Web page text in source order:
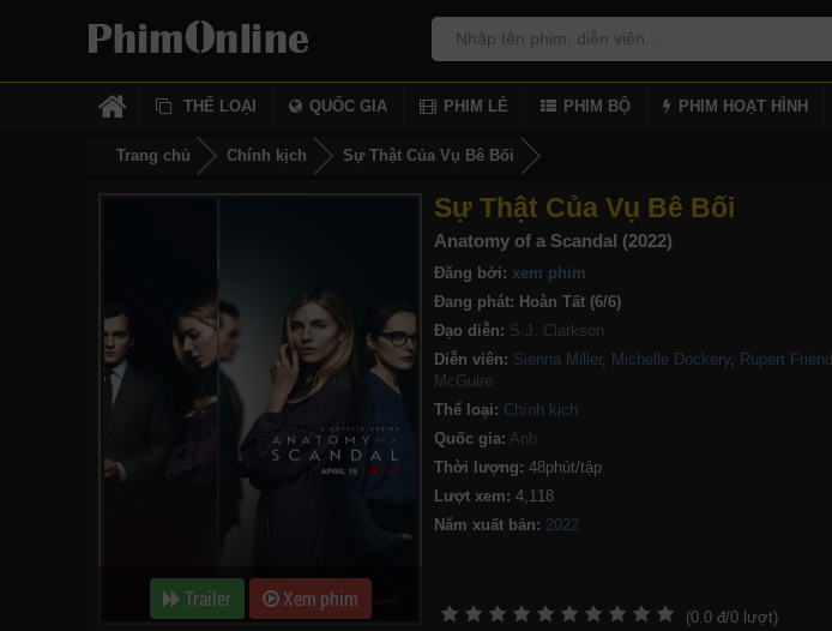
THỂ LOẠI QUỐC GIA PHIM LẺ PHIM BỘ PHIM HOẠT HÌNH
Trang chủ Chính kịch Sự Thật Của Vụ Bê Bối
Trailer Xem phim
Sự Thật Của Vụ Bê Bối
Anatomy of a Scandal (2022)
Đăng bởi: xem phim
Đang phát: Hoàn Tất (6/6)
Đạo diễn: S.J. Clarkson
Diễn viên: Sienna Miller, Michelle Dockery, Rupert Friend
McGuire
Thể loại: Chính kịch
Quốc gia: Anh
Thời lượng: 48phút/tập
Lượt xem: 4,118
Năm xuất bản:
(0.0 đ/0 lượt)